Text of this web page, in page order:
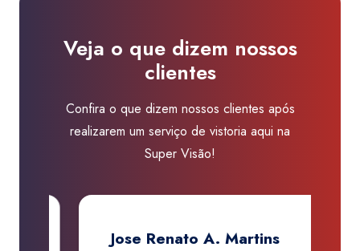
quantidade
Veja o que dizem nossos
clientes
Confira o que dizem nossos clientes após
realizarem um serviço de vistoria aqui na
Super Visão!
Jose Renato A. Martins